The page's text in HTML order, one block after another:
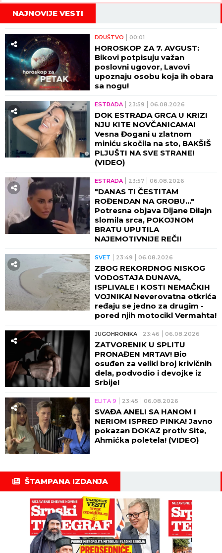
NAJNOVIJE VESTI
DRUŠTVO 00:01
HOROSKOP ZA 7. AVGUST:
Bikovi potpisuju važan
poslovni ugovor, Lavovi
upoznaju osobu koja ih obara
sa nogu!
ESTRADA 23:59 06.08.2026
DOK ESTRADA GRCA U KRIZI
NJU KITE NOVČANICAMA!
Vesna Đogani u zlatnom
miniću skočila na sto, BAKŠIŠ
PLJUŠTI NA SVE STRANE!
(VIDEO)
ESTRADA 23:57 06.08.2026
"DANAS TI ČESTITAM
ROĐENDAN NA GROBU..."
Potresna objava Dijane Dilajn
slomila srca, POKOJNOM
BRATU UPUTILA
NAJEMOTIVNIJE REČI!
SVET 23:49 06.08.2026
ZBOG REKORDNOG NISKOG
VODOSTAJA DUNAVA,
ISPLIVALE I KOSTI NEMAČKIH
VOJNIKA! Neverovatna otkrića
ređaju se jedno za drugim -
pored njih motocikl Vermahta!
JUGOHRONIKA 23:46 06.08.2026
ZATVORENIK U SPLITU
PRONAĐEN MRTAV! Bio
osuđen za veliki broj krivičnih
dela, podvodio i devojke iz
Srbije!
ELITA 9 23:45 06.08.2026
SVAĐA ANELI SA HANOM I
NERIOM ISPRED PINKA! Javno
pokazan DOKAZ protiv Site,
Ahmićka poletela! (VIDEO)
ŠTAMPANA IZDANJA